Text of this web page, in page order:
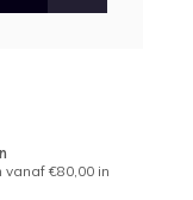
€80,00 in